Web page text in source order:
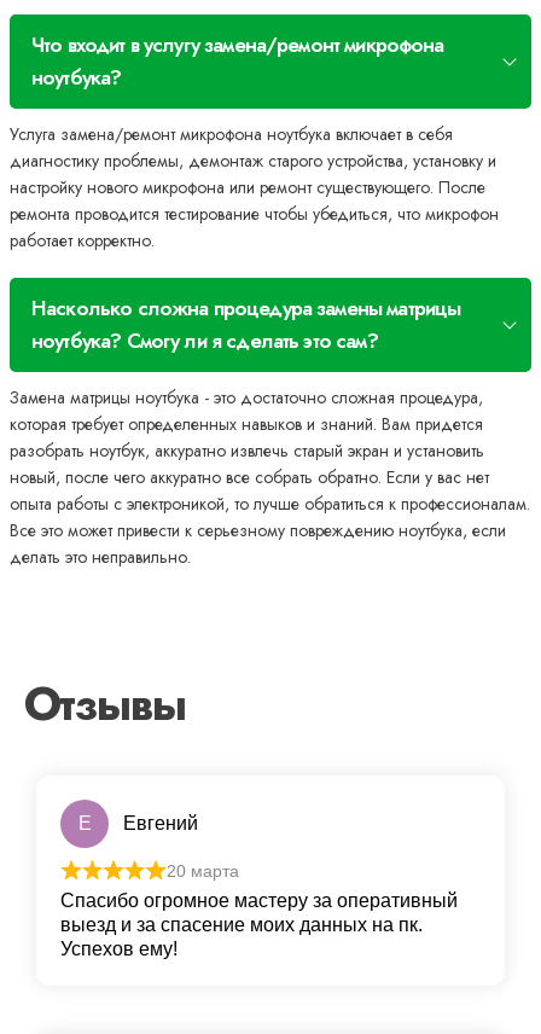
Что входит в услугу замена/ремонт микрофона
ноутбука?
Услуга замена/ремонт микрофона ноутбука включает в себя
диагностику проблемы, демонтаж старого устройства, установку и
настройку нового микрофона или ремонт существующего. После
ремонта проводится тестирование чтобы убедиться, что микрофон
работает корректно.
Насколько сложна процедура замены матрицы
ноутбука? Смогу ли я сделать это сам?
Замена матрицы ноутбука - это достаточно сложная процедура,
которая требует определенных навыков и знаний. Вам придется
разобрать ноутбук, аккуратно извлечь старый экран и установить
новый, после чего аккуратно все собрать обратно. Если у вас нет
опыта работы с электроникой, то лучше обратиться к профессионалам.
Все это может привести к серьезному повреждению ноутбука, если
делать это неправильно.
Отзывы
Е Евгений
20 марта
Спасибо огромное мастеру за оперативный
выезд и за спасение моих данных на пк.
Успехов ему!